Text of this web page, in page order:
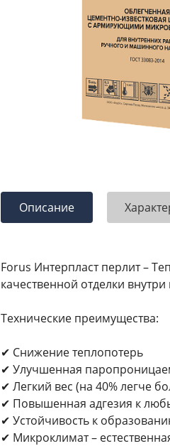
Описание
Forus Интерпласт перлит –
качественной отделки
Технические преимущества:
✔ Снижение теплопотерь
✔ Улучшенная
✔ Легкий вес (на 40% легче
✔ Повышенная адгезия к
✔ Устойчивость к
✔ Микроклимат –